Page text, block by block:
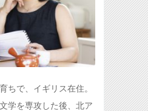
ちで、イギリス在住。
学を専攻した後、北ア